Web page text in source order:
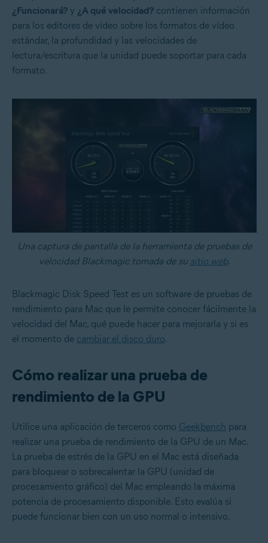
¿Funcionará? y ¿A qué velocidad? contienen información
para los editores de vídeo sobre los formatos de vídeo
estándar, la profundidad y las velocidades de
lectura/escritura que la unidad puede soportar para cada
formato.
Una captura de pantalla de la herramienta de pruebas de
velocidad Blackmagic tomada de su sitio web.
Blackmagic Disk Speed Test es un software de pruebas de
rendimiento para Mac que le permite conocer fácilmente la
velocidad del Mac, qué puede hacer para mejorarla y si es
el momento de cambiar el disco duro.
Cómo realizar una prueba de
rendimiento de la GPU
Utilice una aplicación de terceros como Geekbench para
realizar una prueba de rendimiento de la GPU de un Mac.
La prueba de estrés de la GPU en el Mac está diseñada
para bloquear o sobrecalentar la GPU (unidad de
procesamiento gráfico) del Mac empleando la máxima
potencia de procesamiento disponible. Esto evalúa si
puede funcionar bien con un uso normal o intensivo.